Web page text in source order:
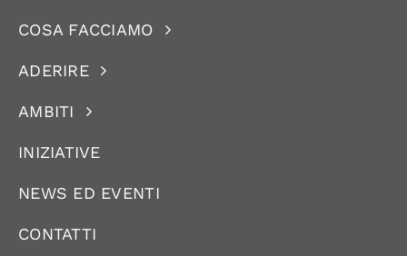
COSA FACCIAMO
ADERIRE
AMBITI
INIZIATIVE
NEWS ED EVENTI
CONTATTI